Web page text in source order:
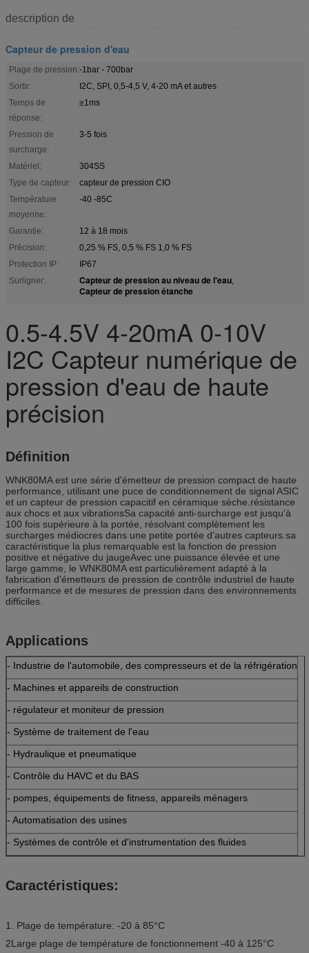
description de
Capteur de pression d'eau
Plage de pression:-1bar - 700bar
Sortir:
I2C, SPI, 0,5-4,5 V, 4-20 mA et autres
Temps de
réponse:
≥1ms
Pression de
surcharge:
3-5 fois
Matériel:
304SS
Type de capteur:
capteur de pression CIO
Température
moyenne:
-40 -85C
Garantie:
12 à 18 mois
Précision:
0,25 % FS, 0,5 % FS 1,0 % FS
Protection IP:
IP67
Surligner:
Capteur de pression au niveau de l'eau,
Capteur de pression étanche
0.5-4.5V 4-20mA 0-10V
I2C Capteur numérique de
pression d'eau de haute
précision
Définition
WNK80MA est une série d'émetteur de pression compact de haute
performance, utilisant une puce de conditionnement de signal ASIC
et un capteur de pression capacitif en céramique sèche.résistance
aux chocs et aux vibrationsSa capacité anti-surcharge est jusqu'à
100 fois supérieure à la portée, résolvant complètement les
surcharges médiocres dans une petite portée d'autres capteurs.sa
caractéristique la plus remarquable est la fonction de pression
positive et négative du jaugeAvec une puissance élevée et une
large gamme, le WNK80MA est particulièrement adapté à la
fabrication d'émetteurs de pression de contrôle industriel de haute
performance et de mesures de pression dans des environnements
difficiles.
Applications
- Industrie de l'automobile, des compresseurs et de la réfrigération
- Machines et appareils de construction
- régulateur et moniteur de pression
- Système de traitement de l'eau
- Hydraulique et pneumatique
- Contrôle du HAVC et du BAS
- pompes, équipements de fitness, appareils ménagers
- Automatisation des usines
- Systèmes de contrôle et d'instrumentation des fluides
Caractéristiques:
1. Plage de température: -20 à 85°C
2Large plage de température de fonctionnement -40 à 125°C